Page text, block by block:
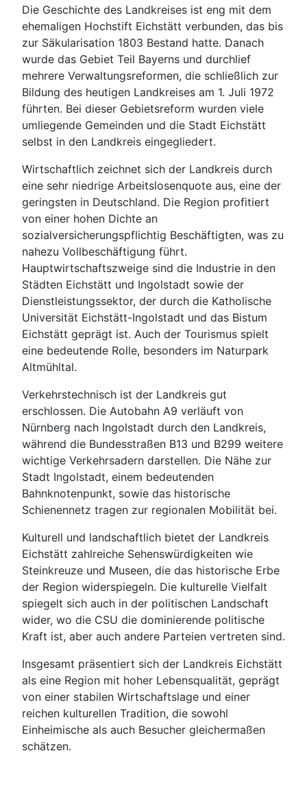
Die Geschichte des Landkreises ist eng mit dem
ehemaligen Hochstift Eichstätt verbunden, das bis
zur Säkularisation 1803 Bestand hatte. Danach
wurde das Gebiet Teil Bayerns und durchlief
mehrere Verwaltungsreformen, die schließlich zur
Bildung des heutigen Landkreises am 1. Juli 1972
führten. Bei dieser Gebietsreform wurden viele
umliegende Gemeinden und die Stadt Eichstätt
selbst in den Landkreis eingegliedert.
Wirtschaftlich zeichnet sich der Landkreis durch
eine sehr niedrige Arbeitslosenquote aus, eine der
geringsten in Deutschland. Die Region profitiert
von einer hohen Dichte an
sozialversicherungspflichtig Beschäftigten, was zu
nahezu Vollbeschäftigung führt.
Hauptwirtschaftszweige sind die Industrie in den
Städten Eichstätt und Ingolstadt sowie der
Dienstleistungssektor, der durch die Katholische
Universität Eichstätt-Ingolstadt und das Bistum
Eichstätt geprägt ist. Auch der Tourismus spielt
eine bedeutende Rolle, besonders im Naturpark
Altmühltal.
Verkehrstechnisch ist der Landkreis gut
erschlossen. Die Autobahn A9 verläuft von
Nürnberg nach Ingolstadt durch den Landkreis,
während die Bundesstraßen B13 und B299 weitere
wichtige Verkehrsadern darstellen. Die Nähe zur
Stadt Ingolstadt, einem bedeutenden
Bahnknotenpunkt, sowie das historische
Schienennetz tragen zur regionalen Mobilität bei.
Kulturell und landschaftlich bietet der Landkreis
Eichstätt zahlreiche Sehenswürdigkeiten wie
Steinkreuze und Museen, die das historische Erbe
der Region widerspiegeln. Die kulturelle Vielfalt
spiegelt sich auch in der politischen Landschaft
wider, wo die CSU die dominierende politische
Kraft ist, aber auch andere Parteien vertreten sind.
Insgesamt präsentiert sich der Landkreis Eichstätt
als eine Region mit hoher Lebensqualität, geprägt
von einer stabilen Wirtschaftslage und einer
reichen kulturellen Tradition, die sowohl
Einheimische als auch Besucher gleichermaßen
schätzen.